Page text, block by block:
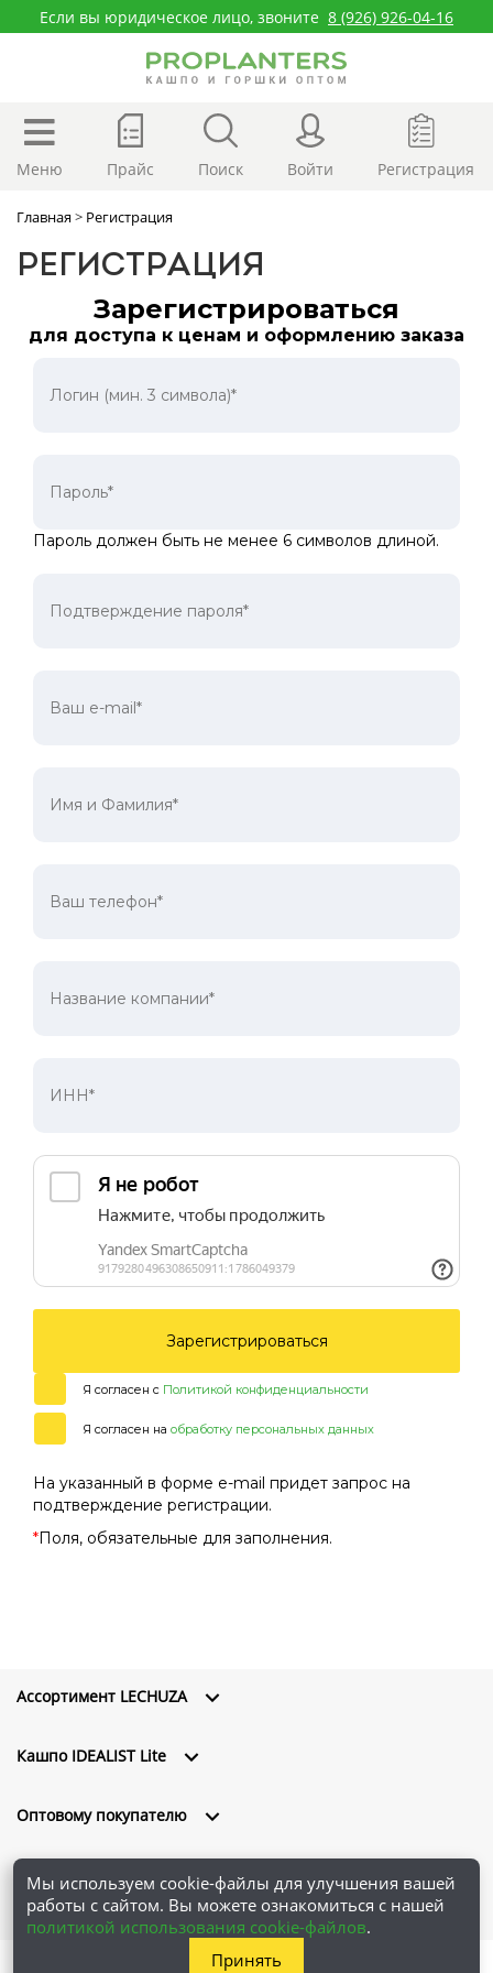
Если вы юридическое лицо, звоните 8 (926) 926-04-16
Меню Прайс Поиск Войти Регистрация
Главная> Регистрация
РЕГИСТРАЦИЯ
Зарегистрироваться
для доступа к ценам и оформлению заказа
Пароль должен быть не менее 6 символов длиной.
Я согласен с Политикой конфиденциальности
Я согласен на обработку персональных данных
Зарегистрироваться
На указанный в форме e-mail придет запрос на
подтверждение регистрации.
*Поля, обязательные для заполнения.
Ассортимент LECHUZA
Кашпо IDEALIST Lite
Оптовому покупателю
О компании
Мы используем cookie-файлы для улучшения вашей
работы с сайтом. Вы можете ознакомиться с нашей
политикой использования cookie-файлов.
Принять